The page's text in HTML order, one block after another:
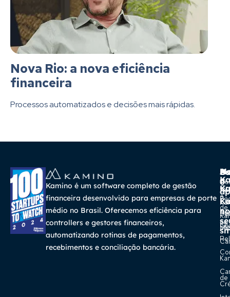
Nova Rio: a nova eficiência
financeira
Processos automatizados e decisões mais rápidas.
Kamino é um software completo de gestão
financeira desenvolvido para empresas de porte
médio no Brasil. Oferecemos eficiência para
controllers e gestores financeiros,
automatizando rotinas de pagamentos,
recebimentos e conciliação bancária.
A
a
na
a
de
de
o
no